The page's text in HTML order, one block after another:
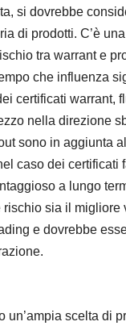
si dovrebbe
di prodotti. C’è
tra warrant e
che influenza
certificati warrant,
nella direzione
sono in aggiunta
caso dei certificati
a lungo
sia il migliore
e dovrebbe
un’ampia scelta di